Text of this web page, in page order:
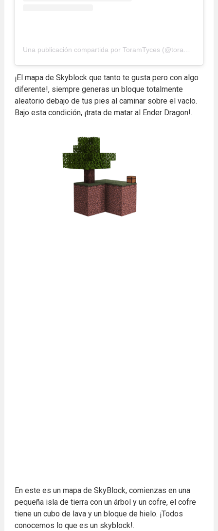
¡El mapa de Skyblock que tanto te gusta pero con algo
diferente!, siempre generas un bloque totalmente
aleatorio debajo de tus pies al caminar sobre el vacío.
Bajo esta condición, ¡trata de matar al Ender Dragon!.
En este es un mapa de SkyBlock, comienzas en una
pequeña isla de tierra con un árbol y un cofre, el cofre
tiene un cubo de lava y un bloque de hielo. ¡Todos
conocemos lo que es un skyblock!.